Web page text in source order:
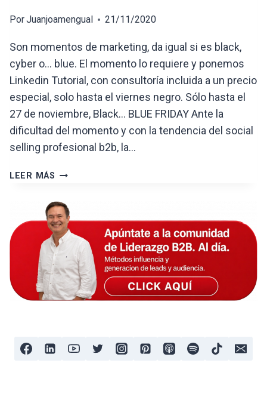
PorJuanjoamengual 21/11/2020
Son momentos de marketing, da igual si es black,
cyber o… blue. El momento lo requiere y ponemos
Linkedin Tutorial, con consultoría incluida a un precio
especial, solo hasta el viernes negro. Sólo hasta el
27 de noviembre, Black… BLUE FRIDAY Ante la
dificultad del momento y con la tendencia del social
selling profesional b2b, la…
LEER MÁS BLACK
DE
LINKEDIN